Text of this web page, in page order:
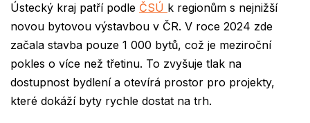
Ústecký kraj patří podle ČSÚ k regionům s nejnižší
novou bytovou výstavbou v ČR. V roce 2024 zde
začala stavba pouze 1 000 bytů, což je meziroční
pokles o více než třetinu. To zvyšuje tlak na
dostupnost bydlení a otevírá prostor pro projekty,
které dokáží byty rychle dostat na trh.